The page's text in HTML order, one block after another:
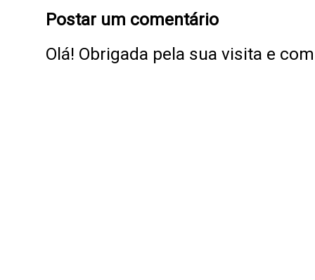
Postar um comentário
Olá! Obrigada pela sua visita e